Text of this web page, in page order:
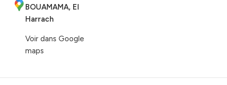
BOUAMAMA, El
Harrach
Voir dans Google
maps